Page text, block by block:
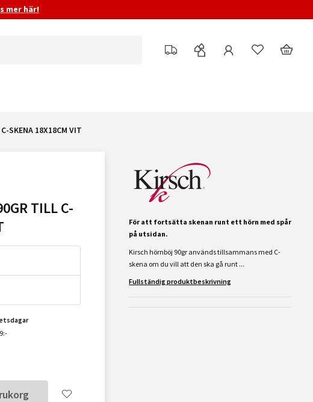
mer här!
SKENA 18X18CM VIT
TILL C-
För att fortsätta skenan runt ett hörn med spår
på utsidan.
Kirsch hörnböj 90gr används tillsammans med C-
skena om du vill att den ska gå runt ...
Fullständig produktbeskrivning